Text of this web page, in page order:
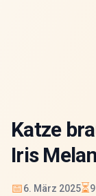
Katze
Iris
📅6. März 2025⏳9